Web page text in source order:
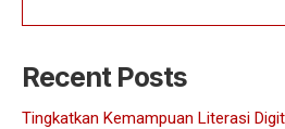
Recent Posts
Tingkatkan Kemampuan Literasi